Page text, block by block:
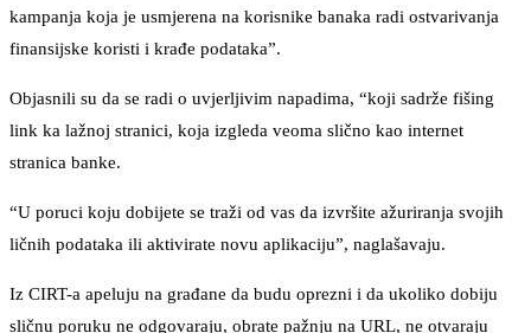
kampanja koja je usmjerena na korisnike banaka radi ostvarivanja
finansijske koristi i krađe podataka”.
Objasnili su da se radi o uvjerljivim napadima, “koji sadrže fišing
link ka lažnoj stranici, koja izgleda veoma slično kao internet
stranica banke.
“U poruci koju dobijete se traži od vas da izvršite ažuriranja svojih
ličnih podataka ili aktivirate novu aplikaciju”, naglašavaju.
Iz CIRT-a apeluju na građane da budu oprezni i da ukoliko dobiju
sličnu poruku ne odgovaraju, obrate pažnju na URL, ne otvaraju